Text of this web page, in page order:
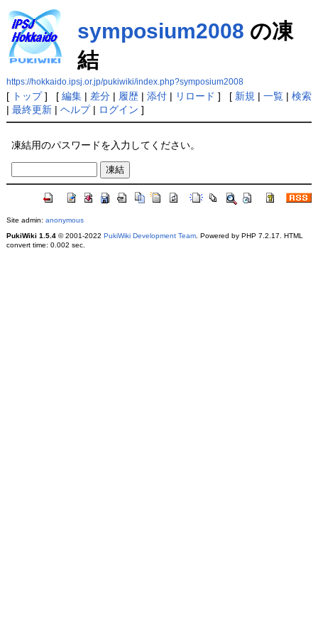
symposium2008 の凍
結
https://hokkaido.ipsj.or.jp/pukiwiki/index.php?symposium2008
[ トップ] [ 編集| 差分| 履歴| 添付| リロード ] [ 新規 | 一覧| 検索
| 最終更新| ヘルプ| ログイン ]
凍結用のパスワードを入力してください。
Site admin: anonymous
PukiWiki 1.5.4© 2001-2022 PukiWiki Development Team. Powered by PHP 7.2.17. HTML
convert time: 0.002 sec.